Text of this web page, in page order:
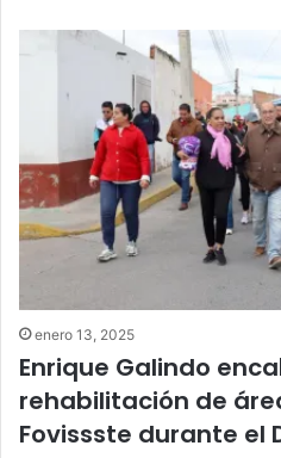
enero 13, 2025
Enrique Galindo
rehabilitación de
Fovissste durante el